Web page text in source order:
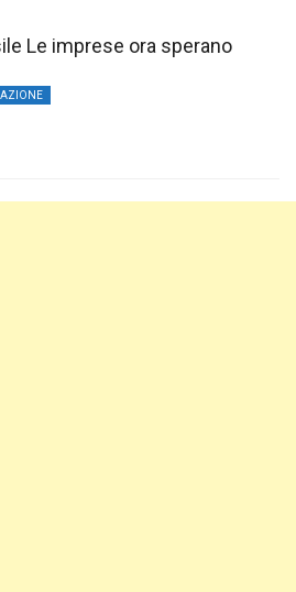
Le imprese ora sperano